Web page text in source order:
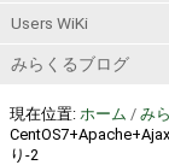
Users WiKi
みらくるブログ
現在位置: ホーム / み
り-2